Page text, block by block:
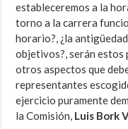
estableceremos a la
torno a la carrera
horario?, ¿la
objetivos?, serán
otros aspectos que
representantes
ejercicio puramente
la Comisión, Luis Bork